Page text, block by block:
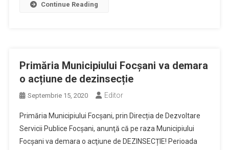
Continue Reading
Primăria Municipiului Focșani va demara
o acțiune de dezinsecție
Septembrie 15, 2020 Editor
Primăria Municipiului Focșani, prin Direcția de Dezvoltare
Servicii Publice Focșani, anunţă că pe raza Municipiului
Focșani va demara o acţiune de DEZINSECȚIE! Perioada